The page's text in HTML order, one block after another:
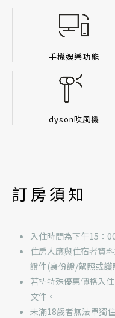
手機娛樂功能
dyson吹風機
訂房須知
入住時間為下午15：
住房人應與住宿者資
證件(身份證/駕照或護
若持特殊優惠價格入
文件。
未滿18歲者無法單獨